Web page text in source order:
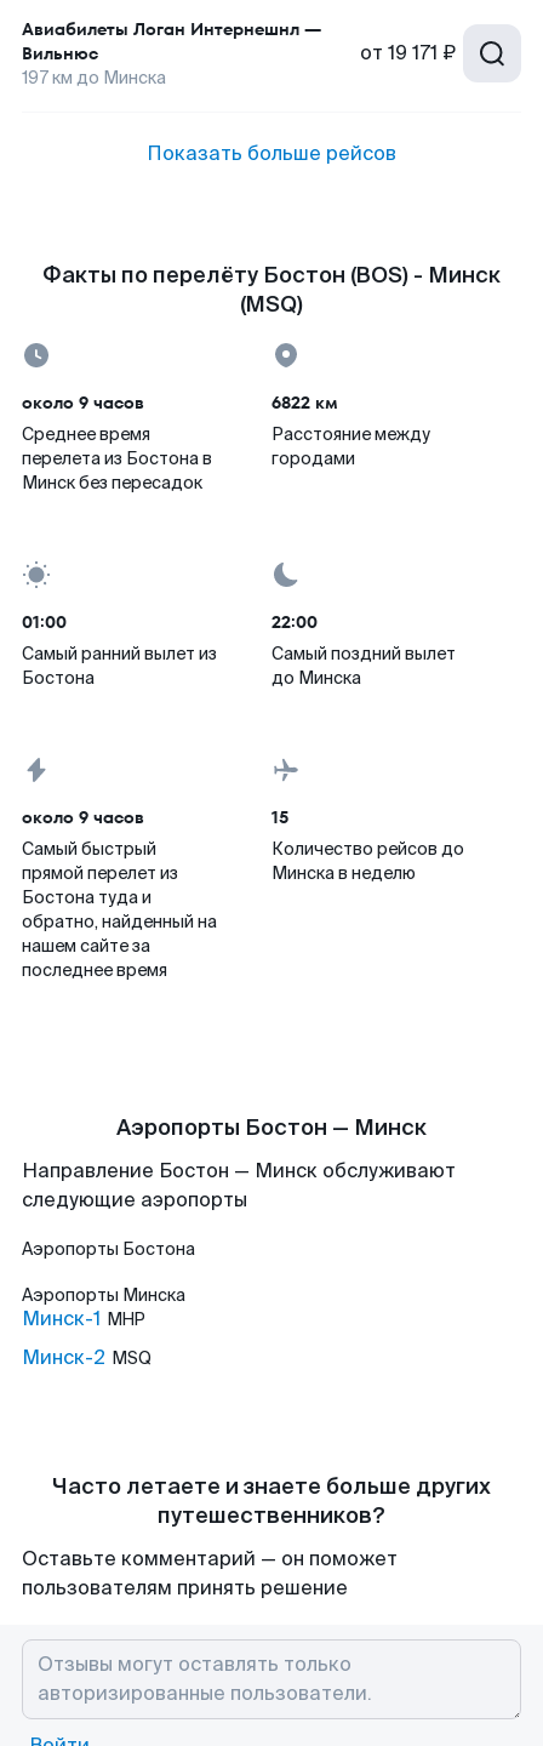
Авиабилеты Логан Интернешнл —
Вильнюс
197км до Минска
от 19 171 ₽
Показать больше рейсов
Факты по перелёту Бостон (BOS) - Минск
(MSQ)
около 9 часов
Среднее время
перелета из Бостона в
Минск без пересадок
6822 км
Расстояние между
городами
01:00
Самый ранний вылет из
Бостона
22:00
Самый поздний вылет
до Минска
около 9 часов
Самый быстрый
прямой перелет из
Бостона туда и
обратно, найденный на
нашем сайте за
последнее время
15
Количество рейсов до
Минска в неделю
Аэропорты Бостон — Минск
Направление Бостон — Минск обслуживают
следующие аэропорты
Аэропорты Бостона
Аэропорты Минска
Минск-1 MHP
Минск-2 MSQ
Часто летаете и знаете больше других
путешественников?
Оставьте комментарий — он поможет
пользователям принять решение